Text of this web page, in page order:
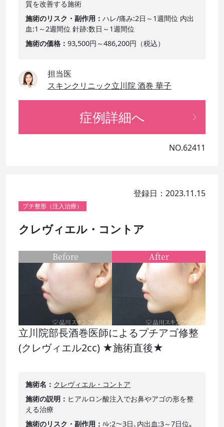
質を改善する施術
施術のリスク・副作用
ハレ/痛み:2日～1週間位 内出
血:1～2週間位 針跡:数日～1週間位
施術の価格
93,500円～486,200円（税込）
担当医
スキンクリニック立川院 酒巻 華子
症例詳細へ
NO.62411
登録日：2023.11.15
プチ整形（注入治療）
クレヴィエル・コントア
立川院部長酒巻医師によるプチアゴ修整
(クレヴィエル2cc) ★施術直後★
施術名
クレヴィエル・コントア
施術の説明
ヒアルロン酸注入でお鼻やアゴの形を整
える治療
施術のリスク・副作用
ﾊﾚ:2～3日､内出血:3～7日位｡
Before After